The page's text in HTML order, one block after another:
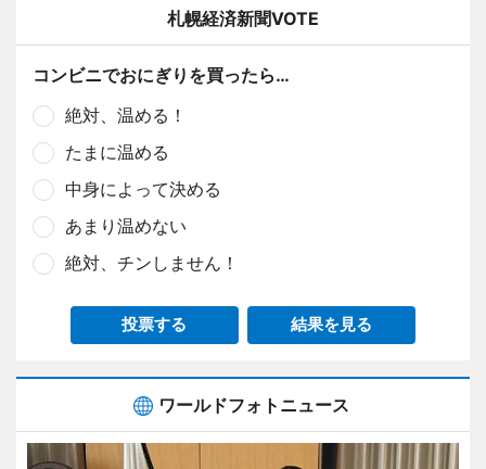
札幌経済新聞VOTE
コンビニでおにぎりを買ったら…
絶対、温める！
たまに温める
中身によって決める
あまり温めない
絶対、チンしません！
投票する 結果を見る
ワールドフォトニュース